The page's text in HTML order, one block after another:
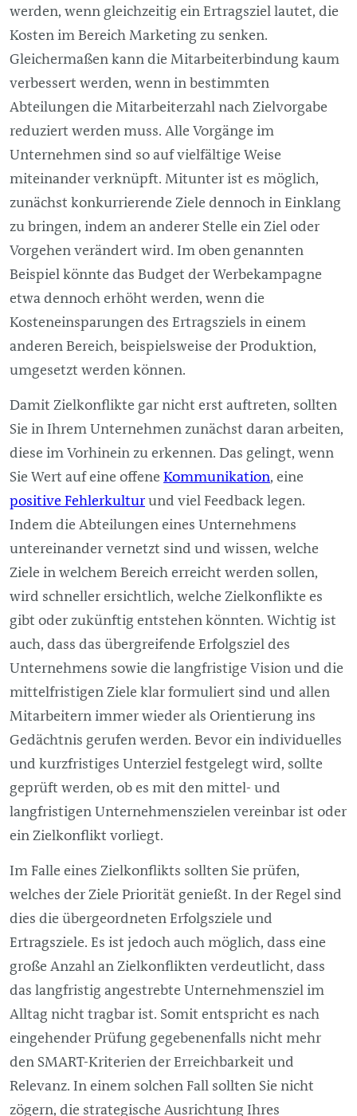
werden, wenn gleichzeitig ein Ertragsziel lautet, die
Kosten im Bereich Marketing zu senken.
Gleichermaßen kann die Mitarbeiterbindung kaum
verbessert werden, wenn in bestimmten
Abteilungen die Mitarbeiterzahl nach Zielvorgabe
reduziert werden muss. Alle Vorgänge im
Unternehmen sind so auf vielfältige Weise
miteinander verknüpft. Mitunter ist es möglich,
zunächst konkurrierende Ziele dennoch in Einklang
zu bringen, indem an anderer Stelle ein Ziel oder
Vorgehen verändert wird. Im oben genannten
Beispiel könnte das Budget der Werbekampagne
etwa dennoch erhöht werden, wenn die
Kosteneinsparungen des Ertragsziels in einem
anderen Bereich, beispielsweise der Produktion,
umgesetzt werden können.
Damit Zielkonflikte gar nicht erst auftreten, sollten
Sie in Ihrem Unternehmen zunächst daran arbeiten,
diese im Vorhinein zu erkennen. Das gelingt, wenn
Sie Wert auf eine offene Kommunikation, eine
positive Fehlerkulturund viel Feedback legen.
Indem die Abteilungen eines Unternehmens
untereinander vernetzt sind und wissen, welche
Ziele in welchem Bereich erreicht werden sollen,
wird schneller ersichtlich, welche Zielkonflikte es
gibt oder zukünftig entstehen könnten. Wichtig ist
auch, dass das übergreifende Erfolgsziel des
Unternehmens sowie die langfristige Vision und die
mittelfristigen Ziele klar formuliert sind und allen
Mitarbeitern immer wieder als Orientierung ins
Gedächtnis gerufen werden. Bevor ein individuelles
und kurzfristiges Unterziel festgelegt wird, sollte
geprüft werden, ob es mit den mittel- und
langfristigen Unternehmenszielen vereinbar ist oder
ein Zielkonflikt vorliegt.
Im Falle eines Zielkonflikts sollten Sie prüfen,
welches der Ziele Priorität genießt. In der Regel sind
dies die übergeordneten Erfolgsziele und
Ertragsziele. Es ist jedoch auch möglich, dass eine
große Anzahl an Zielkonflikten verdeutlicht, dass
das langfristig angestrebte Unternehmensziel im
Alltag nicht tragbar ist. Somit entspricht es nach
eingehender Prüfung gegebenenfalls nicht mehr
den SMART-Kriterien der Erreichbarkeit und
Relevanz. In einem solchen Fall sollten Sie nicht
zögern, die strategische Ausrichtung Ihres